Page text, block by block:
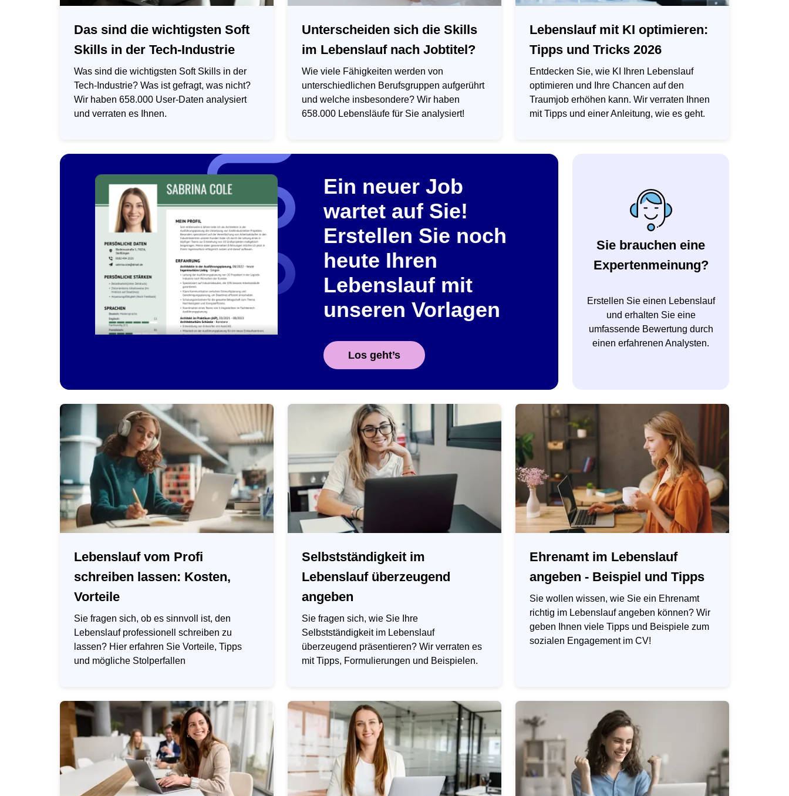
Das sind die wichtigsten Soft
Skills in der Tech-Industrie
Was sind die wichtigsten Soft Skills in der
Tech-Industrie? Was ist gefragt, was nicht?
Wir haben 658.000 User-Daten analysiert
und verraten es Ihnen.
Unterscheiden sich die Skills
im Lebenslauf nach Jobtitel?
Wie viele Fähigkeiten werden von
unterschiedlichen Berufsgruppen aufgerührt
und welche insbesondere? Wir haben
658.000 Lebensläufe für Sie analysiert!
Lebenslauf mit KI optimieren:
Tipps und Tricks 2026
Entdecken Sie, wie KI Ihren Lebenslauf
optimieren und Ihre Chancen auf den
Traumjob erhöhen kann. Wir verraten Ihnen
mit Tipps und einer Anleitung, wie es geht.
Ein neuer Job
wartet auf Sie!
Erstellen Sie noch
heute Ihren
Lebenslauf mit
unseren Vorlagen
Los geht’s
Sie brauchen eine
Expertenmeinung?
Erstellen Sie einen Lebenslauf
und erhalten Sie eine
umfassende Bewertung durch
einen erfahrenen Analysten.
Lebenslauf vom Profi
schreiben lassen: Kosten,
Vorteile
Sie fragen sich, ob es sinnvoll ist, den
Lebenslauf professionell schreiben zu
lassen? Hier erfahren Sie Vorteile, Tipps
und mögliche Stolperfallen
Selbstständigkeit im
Lebenslauf überzeugend
angeben
Sie fragen sich, wie Sie Ihre
Selbstständigkeit im Lebenslauf
überzeugend präsentieren? Wir verraten es
mit Tipps, Formulierungen und Beispielen.
Ehrenamt im Lebenslauf
angeben - Beispiel und Tipps
Sie wollen wissen, wie Sie ein Ehrenamt
richtig im Lebenslauf angeben können? Wir
geben Ihnen viele Tipps und Beispiele zum
sozialen Engagement im CV!